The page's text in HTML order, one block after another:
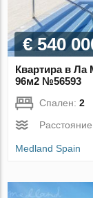
€ 540
Квартира в Ла
96м2 №56593
Спален:2
Medland Spain